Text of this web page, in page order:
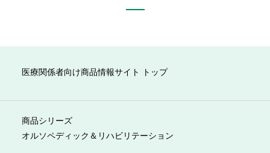
医療関係者向け商品情報サイト トップ
商品シリーズ
オルソペディック＆リハビリテーション